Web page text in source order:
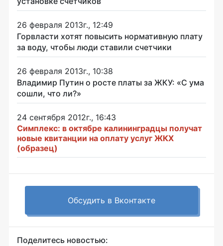
26 февраля 2013г., 12:49
Горвласти хотят повысить нормативную плату
за воду, чтобы люди ставили счетчики
26 февраля 2013г., 10:38
Владимир Путин о росте платы за ЖКУ: «С ума
сошли, что ли?»
24 сентября 2012г., 16:43
Симплекс: в октябре калининградцы получат
новые квитанции на оплату услуг ЖКХ
(образец)
Обсудить в Вконтакте
Поделитесь новостью: